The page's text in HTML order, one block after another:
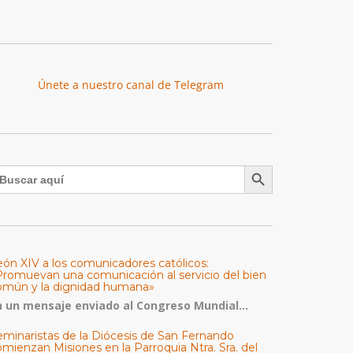
Únete a nuestro canal de Telegram
Botón de búsqueda
XIV a los comunicadores católicos:
una comunicación al servicio del bien
y la dignidad humana»
un mensaje enviado al Congreso Mundial...
de la Diócesis de San Fernando
Misiones en la Parroquia Ntra. Sra. del